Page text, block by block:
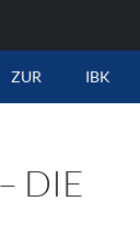
ZUR IBK
DIE